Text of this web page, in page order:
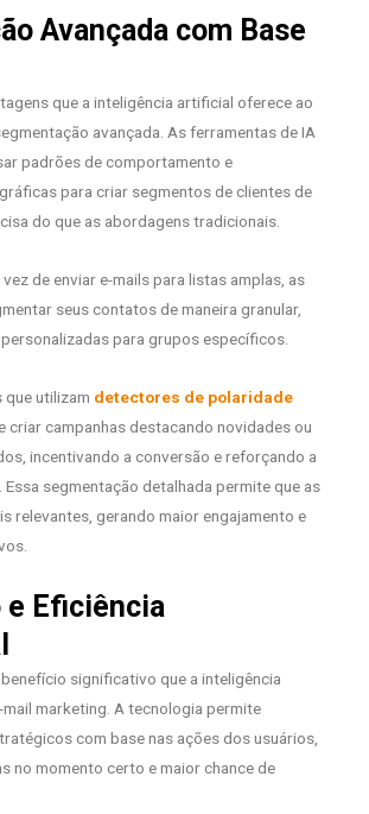
Avançada com Base
que a inteligência artificial oferece ao
avançada. As ferramentas de IA
padrões de comportamento e
para criar segmentos de clientes de
do que as abordagens tradicionais.
de enviar e-mails para listas amplas, as
seus contatos de maneira granular,
para grupos específicos.
utilizam detectores de polaridade
criar campanhas destacando novidades ou
incentivando a conversão e reforçando a
segmentação detalhada permite que as
relevantes, gerando maior engajamento e
e Eficiência
significativo que a inteligência
marketing. A tecnologia permite
com base nas ações dos usuários,
no momento certo e maior chance de